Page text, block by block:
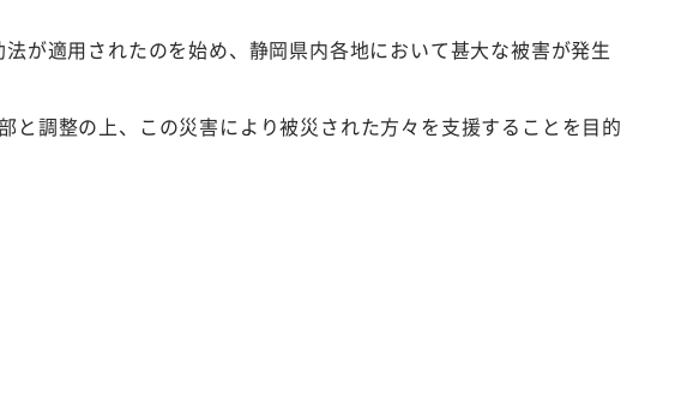
が適用されたのを始め、静岡県内各地において甚大な被害が発生
調整の上、この災害により被災された方々を支援することを目的